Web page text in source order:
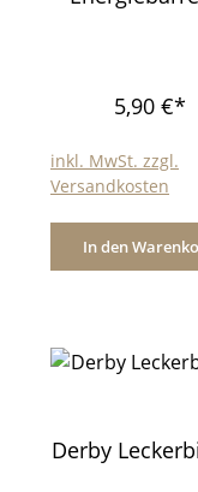
5,90 €*
inkl. MwSt. zzgl.
Versandkosten
In den
Derby